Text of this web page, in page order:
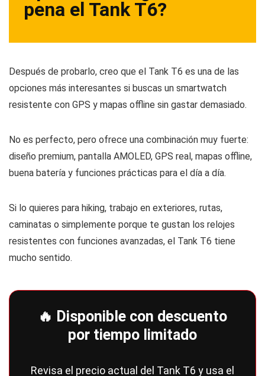
pena el Tank T6?
Después de probarlo, creo que el Tank T6 es una de las
opciones más interesantes si buscas un smartwatch
resistente con GPS y mapas offline sin gastar demasiado.
No es perfecto, pero ofrece una combinación muy fuerte:
diseño premium, pantalla AMOLED, GPS real, mapas offline,
buena batería y funciones prácticas para el día a día.
Si lo quieres para hiking, trabajo en exteriores, rutas,
caminatas o simplemente porque te gustan los relojes
resistentes con funciones avanzadas, el Tank T6 tiene
mucho sentido.
🔥 Disponible con descuento
por tiempo limitado
Revisa el precio actual del Tank T6 y usa el